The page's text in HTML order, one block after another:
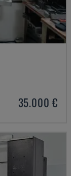
35.000 €